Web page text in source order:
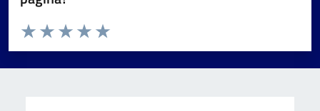
Valuta da 1 a 5 stelle la pagina
Valuta 5 stelle su 5
Valuta 4 stelle su 5
Valuta 3 stelle su 5
Valuta 2 stelle su 5
Valuta 1 stelle su 5